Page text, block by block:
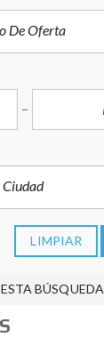
De Oferta
Ciudad
LIMPIAR
BÚSQUEDA